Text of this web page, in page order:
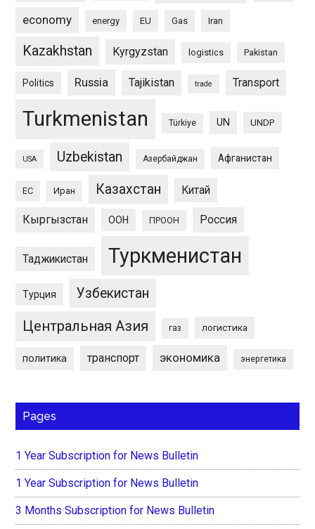
economy energy EU Gas Iran
Kazakhstan Kyrgyzstan logistics Pakistan
Politics Russia Tajikistan trade Transport
Turkmenistan Türkiye UN UNDP
USA Uzbekistan Азербайджан Афганистан
ЕС Иран Казахстан Китай
Кыргызстан ООН ПРООН Россия
Таджикистан Туркменистан
Турция Узбекистан
Центральная Азия газ логистика
политика транспорт экономика энергетика
Pages
1 Year Subscription for News Bulletin
1 Year Subscription for News Bulletin
3 Months Subscription for News Bulletin